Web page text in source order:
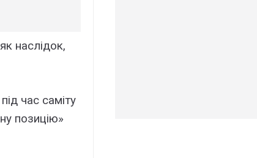
наслідок,
під час саміту
позицію»